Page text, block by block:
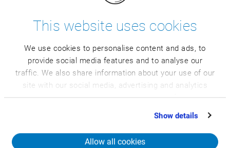
This website uses cookies
We use cookies to personalise content and ads, to
provide social media features and to analyse our
traffic. We also share information about your use of our
site with our social media, advertising and analytics
partners who may combine it with other information
that you’ve provided to them or that they’ve collected
Show details
Allow all cookies
Unternehmensumfeld mit flexiblen Arbeitszeiten und
hybridem Arbeiten (wahlweise im Homeoffice oder
im Büro).
Beste Versorgung: kostenfreie Getränke und unsere
Mitarbeiterkantine mit frischen Mahlzeiten sind für
uns selbstverständlich.
Fit im Büro: Kostenlose Fitnessstudio- &
Schwimmbadnutzung sowie Massagen am
Arbeitsplatz mit EGYM WELLPASS.
neben zahlreichen Extras und Sozialleistungen,